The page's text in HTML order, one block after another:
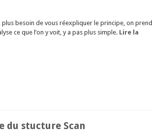
plus besoin de vous réexpliquer le principe, on prend
ce que l’on y voit, y a pas plus simple. Lire la
du stucture Scan